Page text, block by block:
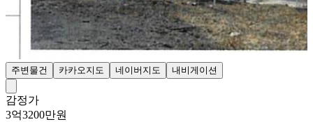
주변물건 카카오지도 네이버지도 내비게이션
감정가
3억3200만원